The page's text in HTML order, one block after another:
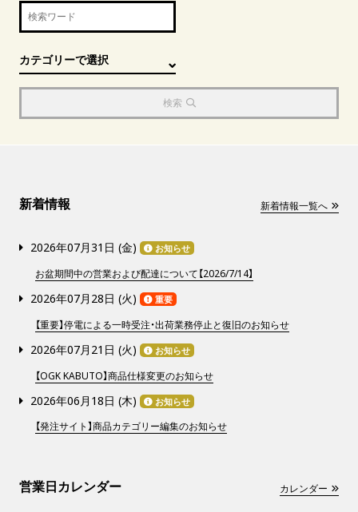
検索
新着情報 新着情報一覧へ
2026年07月31日 (金) お知らせ
お盆期間中の営業および配達について【2026/7/14】
2026年07月28日 (火) 重要
【重要】停電による一時受注・出荷業務停止と復旧のお知らせ
2026年07月21日 (火) お知らせ
【OGK KABUTO】商品仕様変更のお知らせ
2026年06月18日 (木) お知らせ
【発注サイト】商品カテゴリー編集のお知らせ
営業日カレンダー カレンダー